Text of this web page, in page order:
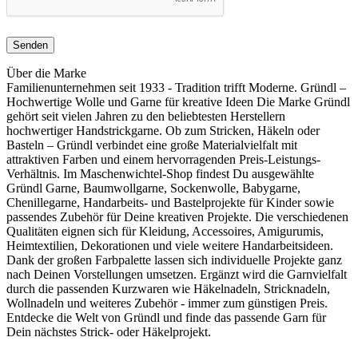
Über die Marke
Familienunternehmen seit 1933 - Tradition trifft Moderne. Gründl –
Hochwertige Wolle und Garne für kreative Ideen Die Marke Gründl
gehört seit vielen Jahren zu den beliebtesten Herstellern
hochwertiger Handstrickgarne. Ob zum Stricken, Häkeln oder
Basteln – Gründl verbindet eine große Materialvielfalt mit
attraktiven Farben und einem hervorragenden Preis-Leistungs-
Verhältnis. Im Maschenwichtel-Shop findest Du ausgewählte
Gründl Garne, Baumwollgarne, Sockenwolle, Babygarne,
Chenillegarne, Handarbeits- und Bastelprojekte für Kinder sowie
passendes Zubehör für Deine kreativen Projekte. Die verschiedenen
Qualitäten eignen sich für Kleidung, Accessoires, Amigurumis,
Heimtextilien, Dekorationen und viele weitere Handarbeitsideen.
Dank der großen Farbpalette lassen sich individuelle Projekte ganz
nach Deinen Vorstellungen umsetzen. Ergänzt wird die Garnvielfalt
durch die passenden Kurzwaren wie Häkelnadeln, Stricknadeln,
Wollnadeln und weiteres Zubehör - immer zum günstigen Preis.
Entdecke die Welt von Gründl und finde das passende Garn für
Dein nächstes Strick- oder Häkelprojekt.